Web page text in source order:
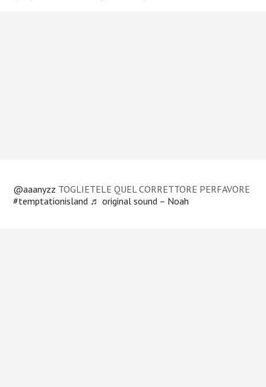
@aaanyzz TOGLIETELE QUEL CORRETTORE PERFAVORE
#temptationisland ♬ original sound – Noah